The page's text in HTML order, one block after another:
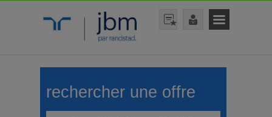
rechercher une offre